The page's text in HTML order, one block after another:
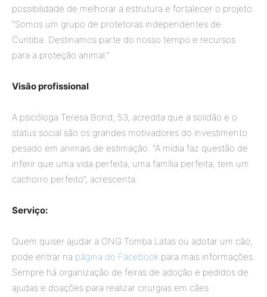
possibilidade de melhorar a estrutura e fortalecer o projeto.
“Somos um grupo de protetoras independentes de
Curitiba. Destinamos parte do nosso tempo e recursos
para a proteção animal.”
Visão profissional
A psicóloga Teresa Bond, 53, acredita que a solidão e o
status social são os grandes motivadores do investimento
pesado em animais de estimação. “A mídia faz questão de
inferir que uma vida perfeita, uma família perfeita, tem um
cachorro perfeito”, acrescenta.
Serviço:
Quem quiser ajudar a ONG Tomba Latas ou adotar um cão,
pode entrar na página do Facebook para mais informações.
Sempre há organização de feiras de adoção e pedidos de
ajudas e doações para realizar cirurgias em cães